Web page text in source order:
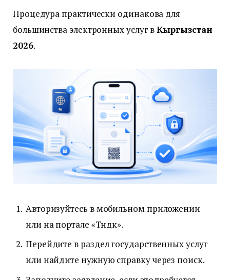
Процедура практически одинакова для
большинства электронных услуг вКыргызстан
2026.
Авторизуйтесь в мобильном приложении
или на портале «Түндүк».
Перейдите в раздел государственных услуг
или найдите нужную справку через поиск.